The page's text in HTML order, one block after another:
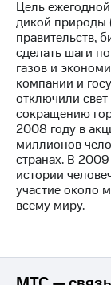
ПАО
"МТС"
Личный
капитал
Цель
дикой природы
правительств,
сделать шаги
газов и
компании и
отключили
сокращению
2008 году в
миллионов
странах. В
истории
участие около
всему миру.